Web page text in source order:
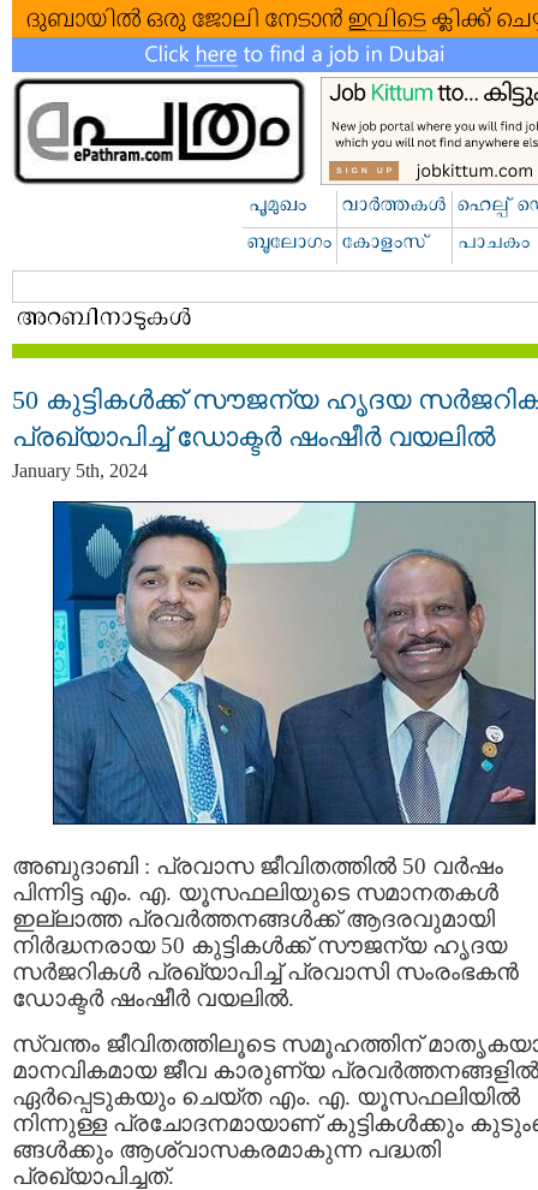
50 കുട്ടികൾക്ക് സൗജന്യ ഹൃദയ
പ്രഖ്യാപിച്ച് ഡോക്ടർ ഷംഷീർ വയലിൽ
January 5th, 2024
അബുദാബി : പ്രവാസ ജീവിതത്തിൽ 50 വർഷം
പിന്നിട്ട എം. എ. യൂസഫലിയുടെ സമാനതകൾ
ഇല്ലാത്ത പ്രവർത്തനങ്ങൾക്ക്‌ ആദരവുമായി
നിർദ്ധനരായ 50 കുട്ടികൾക്ക് സൗജന്യ ഹൃദയ
സർജറികൾ പ്രഖ്യാപിച്ച് പ്രവാസി സംരംഭകൻ
ഡോക്ടർ ഷംഷീർ വയലിൽ.
സ്വന്തം ജീവിതത്തിലൂടെ സമൂഹത്തിന്
മാനവികമായ ജീവ കാരുണ്യ പ്രവർത്തനങ്ങളിൽ
ഏർപ്പെടുകയും ചെയ്ത എം. എ. യൂസഫലിയിൽ
നിന്നുള്ള പ്രചോദനമായാണ് കുട്ടികൾക്കും
ങ്ങൾക്കും ആശ്വാസകരമാകുന്ന പദ്ധതി
പ്രഖ്യാപിച്ചത്.